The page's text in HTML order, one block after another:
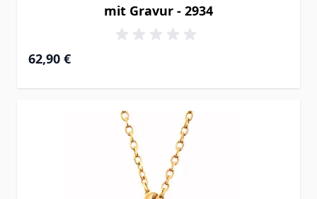
mit Gravur - 2934
62,90 €